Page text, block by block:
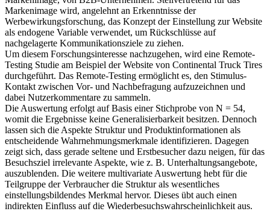
Markenimage wird, angelehnt an Erkenntnisse der
Werbewirkungsforschung, das Konzept der Einstellung zur Website
als endogene Variable verwendet, um Rückschlüsse auf
nachgelagerte Kommunikationsziele zu ziehen.
Um diesem Forschungsinteresse nachzugehen, wird eine Remote-
Testing Studie am Beispiel der Website von Continental Truck Tires
durchgeführt. Das Remote-Testing ermöglicht es, den Stimulus-
Kontakt zwischen Vor- und Nachbefragung aufzuzeichnen und
dabei Nutzerkommentare zu sammeln.
Die Auswertung erfolgt auf Basis einer Stichprobe von N = 54,
womit die Ergebnisse keine Generalisierbarkeit besitzen. Dennoch
lassen sich die Aspekte Struktur und Produktinformationen als
entscheidende Wahrnehmungsmerkmale identifizieren. Dagegen
zeigt sich, dass gerade seltene und Erstbesucher dazu neigen, für das
Besuchsziel irrelevante Aspekte, wie z. B. Unterhaltungsangebote,
auszublenden. Die weitere multivariate Auswertung hebt für die
Teilgruppe der Verbraucher die Struktur als wesentliches
einstellungsbildendes Merkmal hervor. Dieses übt auch einen
indirekten Einfluss auf die Wiederbesuchswahrscheinlichkeit aus.